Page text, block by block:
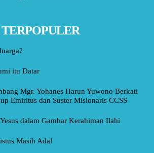
TERPOPULER
itu Datar
Mgr. Yohanes Harun Yuwono Berkati
Emiritus dan Suster Misionaris CCSS
dalam Gambar Kerahiman Ilahi
Masih Ada!